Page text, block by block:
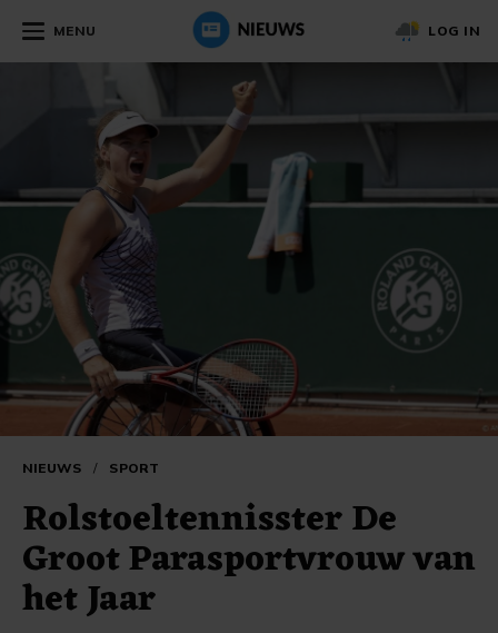
MENU LOG IN
NIEUWS / SPORT
Rolstoeltennisster De
Groot Parasportvrouw van
het Jaar